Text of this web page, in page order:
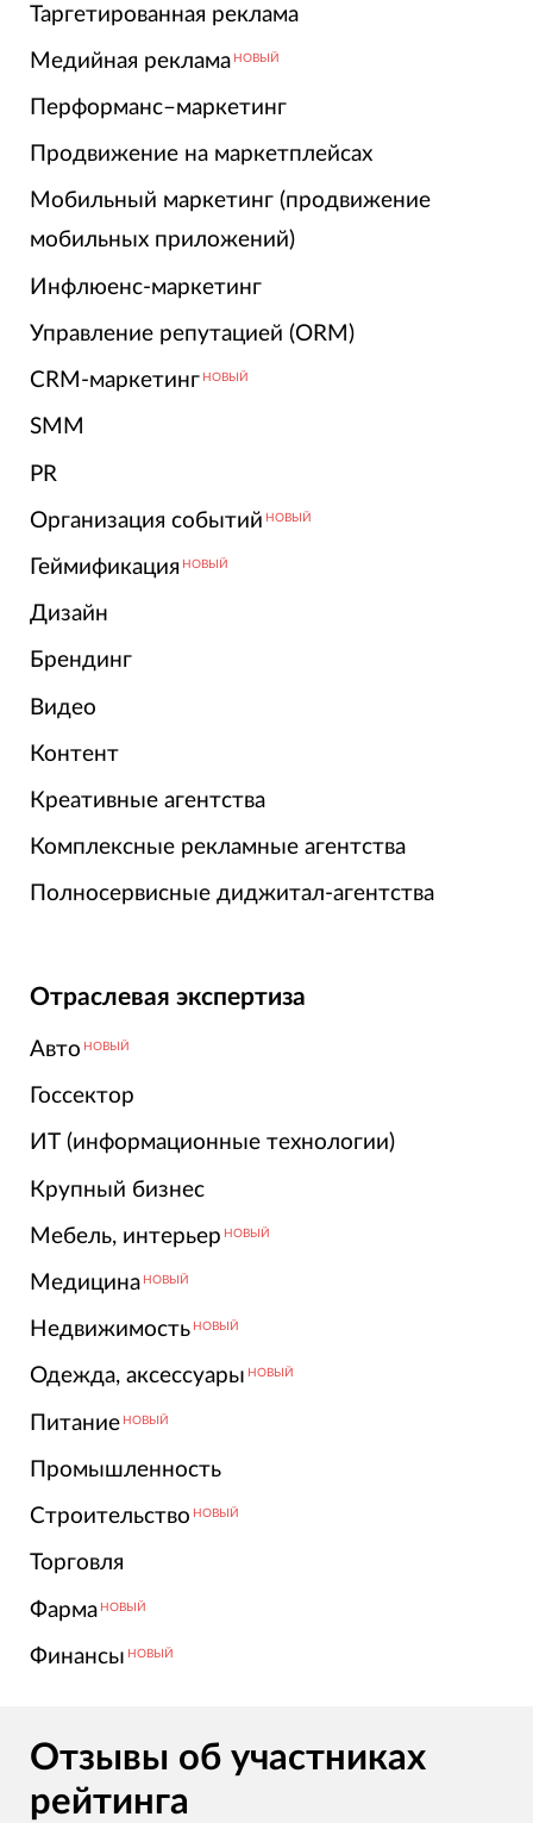
Таргетированная реклама
Медийная реклама НОВЫЙ
Перформанс–маркетинг
Продвижение на маркетплейсах
Мобильный маркетинг (продвижение
мобильных приложений)
Инфлюенс-маркетинг
Управление репутацией (ORM)
CRM-маркетинг НОВЫЙ
SMM
PR
Организация событий НОВЫЙ
Геймификация НОВЫЙ
Дизайн
Брендинг
Видео
Контент
Креативные агентства
Комплексные рекламные агентства
Полносервисные диджитал-агентства
Отраслевая экспертиза
Авто НОВЫЙ
Госсектор
ИТ (информационные технологии)
Крупный бизнес
Мебель, интерьер НОВЫЙ
Медицина НОВЫЙ
Недвижимость НОВЫЙ
Одежда, аксессуары НОВЫЙ
Питание НОВЫЙ
Промышленность
Строительство НОВЫЙ
Торговля
Фарма НОВЫЙ
Финансы НОВЫЙ
Отзывы об участниках
рейтинга